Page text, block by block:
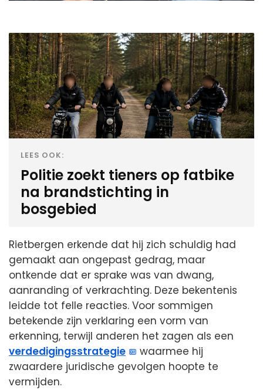
LEES OOK:
Politie zoekt tieners op fatbike
na brandstichting in
bosgebied
Rietbergen erkende dat hij zich schuldig had
gemaakt aan ongepast gedrag, maar
ontkende dat er sprake was van dwang,
aanranding of verkrachting. Deze bekentenis
leidde tot felle reacties. Voor sommigen
betekende zijn verklaring een vorm van
erkenning, terwijl anderen het zagen als een
verdedigingsstrategie
waarmee hij
zwaardere juridische gevolgen hoopte te
vermijden.